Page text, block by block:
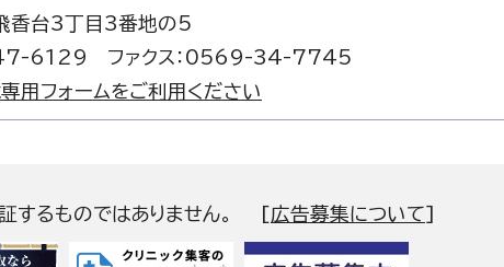
香台3丁目3番地の5
6129 ファクス：0569-34-7745
用フォームをご利用ください
するものではありません。 [広告募集について]